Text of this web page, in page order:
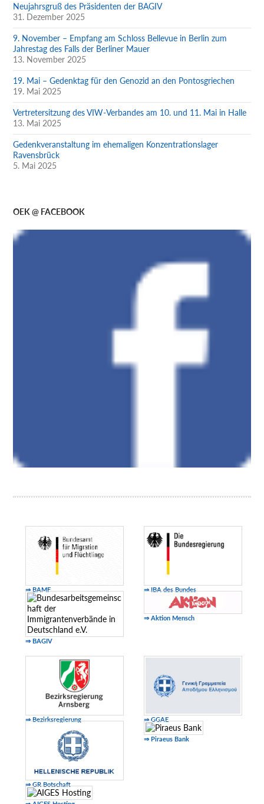
Neujahrsgruß des Präsidenten der BAGIV
31. Dezember 2025
9. November – Empfang am Schloss Bellevue in Berlin zum
Jahrestag des Falls der Berliner Mauer
13. November 2025
19. Mai – Gedenktag für den Genozid an den Pontosgriechen
19. Mai 2025
Vertretersitzung des VIW-Verbandes am 10. und 11. Mai in Halle
13. Mai 2025
Gedenkveranstaltung im ehemaligen Konzentrationslager
Ravensbrück
5. Mai 2025
OEK @ FACEBOOK
⇒ BAMF ⇒ IBA des Bundes
⇒ BAGIV
⇒ Aktion Mensch
⇒ Bezirksregierung ⇒ GGAE
⇒ GR Botschaft
⇒ Piraeus Bank